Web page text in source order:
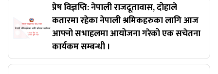
प्रेष विज्ञप्ति: नेपाली राजदूतावास, दोहाले
कतारमा रहेका नेपाली श्रमिकहरुका लागि आज
आफ्नो सभाहलमा आयोजना गरेको एक सचेतना
कार्यकम सम्बन्धी ।